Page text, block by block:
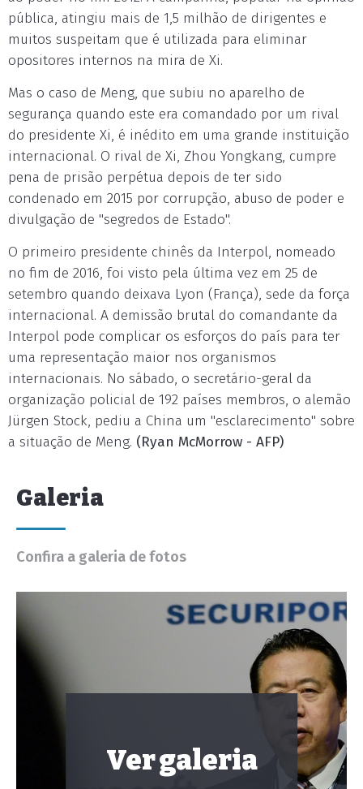
pública, atingiu mais de 1,5 milhão de dirigentes e
muitos suspeitam que é utilizada para eliminar
opositores internos na mira de Xi.
Mas o caso de Meng, que subiu no aparelho de
segurança quando este era comandado por um rival
do presidente Xi, é inédito em uma grande instituição
internacional. O rival de Xi, Zhou Yongkang, cumpre
pena de prisão perpétua depois de ter sido
condenado em 2015 por corrupção, abuso de poder e
divulgação de "segredos de Estado".
O primeiro presidente chinês da Interpol, nomeado
no fim de 2016, foi visto pela última vez em 25 de
setembro quando deixava Lyon (França), sede da força
internacional. A demissão brutal do comandante da
Interpol pode complicar os esforços do país para ter
uma representação maior nos organismos
internacionais. No sábado, o secretário-geral da
organização policial de 192 países membros, o alemão
Jürgen Stock, pediu a China um "esclarecimento" sobre
a situação de Meng. (Ryan McMorrow - AFP)
Galeria
Confira a galeria de fotos
Ver galeria